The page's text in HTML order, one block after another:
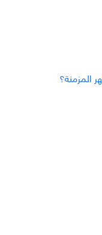
المزمنة؟